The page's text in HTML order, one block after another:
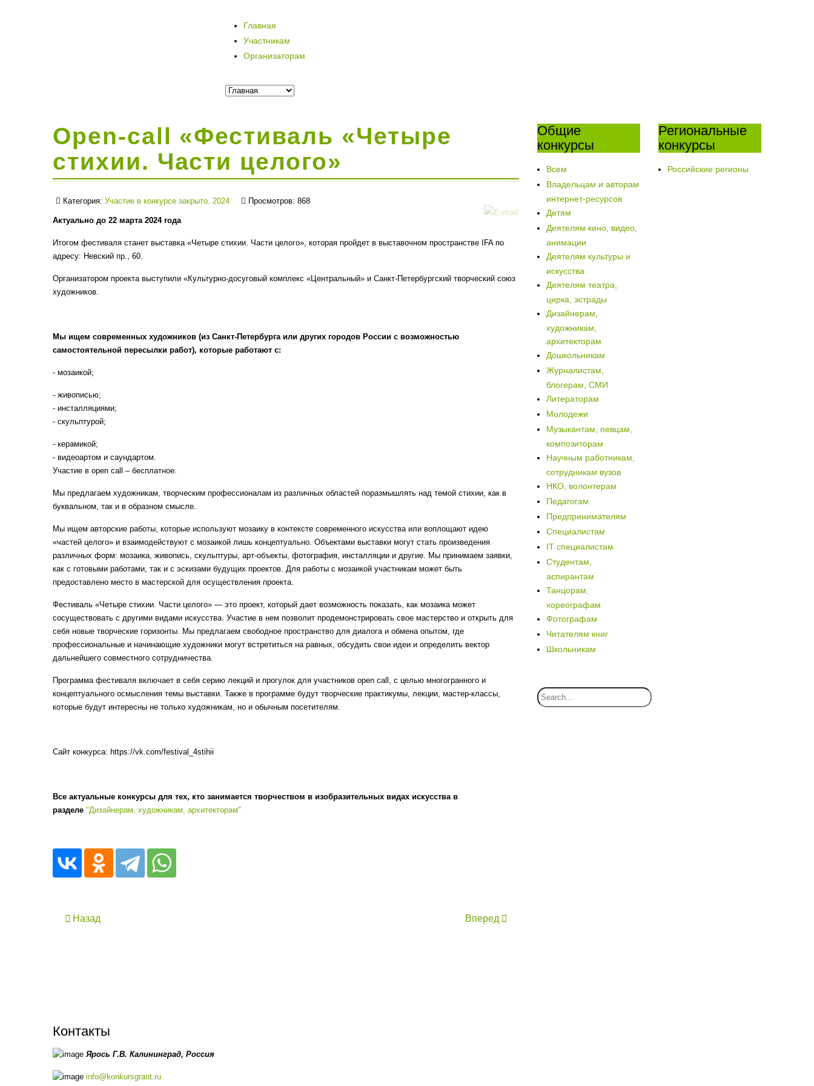
Главная
Участникам
Организаторам
Open-call «Фестиваль «Четыре
стихии. Части целого»
Категория: Участие в конкурсе закрыто. 2024 Просмотров: 868
Актуально до 22 марта 2024 года
Итогом фестиваля станет выставка «Четыре стихии. Части целого», которая пройдет в выставочном пространстве IFA по
адресу: Невский пр., 60.
Организатором проекта выступили «Культурно-досуговый комплекс «Центральный» и Санкт-Петербургский творческий союз
художников.
Мы ищем современных художников (из Санкт-Петербурга или других городов России с возможностью
самостоятельной пересылки работ), которые работают с:
- мозаикой;
- живописью;
- инсталляциями;
- скульптурой;
- керамикой;
- видеоартом и саундартом.
Участие в open call – бесплатное.
Мы предлагаем художникам, творческим профессионалам из различных областей поразмышлять над темой стихии, как в
буквальном, так и в образном смысле.
Мы ищем авторские работы, которые используют мозаику в контексте современного искусства или воплощают идею
«частей целого» и взаимодействуют с мозаикой лишь концептуально. Объектами выставки могут стать произведения
различных форм: мозаика, живопись, скульптуры, арт-объекты, фотография, инсталляции и другие. Мы принимаем заявки,
как с готовыми работами, так и с эскизами будущих проектов. Для работы с мозаикой участникам может быть
предоставлено место в мастерской для осуществления проекта.
Фестиваль «Четыре стихии. Части целого» — это проект, который дает возможность показать, как мозаика может
сосуществовать с другими видами искусства. Участие в нем позволит продемонстрировать свое мастерство и открыть для
себя новые творческие горизонты. Мы предлагаем свободное пространство для диалога и обмена опытом, где
профессиональные и начинающие художники могут встретиться на равных, обсудить свои идеи и определить вектор
дальнейшего совместного сотрудничества.
Программа фестиваля включает в себя серию лекций и прогулок для участников open call, с целью многогранного и
концептуального осмысления темы выставки. Также в программе будут творческие практикумы, лекции, мастер-классы,
которые будут интересны не только художникам, но и обычным посетителям.
Сайт конкурса: https://vk.com/festival_4stihii
Все актуальные конкурсы для тех, кто занимается творчеством в изобразительных видах искусства в
разделе "Дизайнерам, художникам, архитекторам"
Назад Вперед
Общие
конкурсы
Всем
Владельцам и авторам
интернет-ресурсов
Детям
Деятелям кино, видео,
анимации
Деятелям культуры и
искусства
Деятелям театра,
цирка, эстрады
Дизайнерам,
художникам,
архитекторам
Дошкольникам
Журналистам,
блогерам, СМИ
Литераторам
Молодежи
Музыкантам, певцам,
композиторам
Научным работникам,
сотрудникам вузов
НКО, волонтерам
Педагогам
Предпринимателям
Специалистам
IT специалистам
Студентам,
аспирантам
Танцорам,
хореографам
Фотографам
Читателям книг
Школьникам
Региональные
конкурсы
Российские регионы
Контакты
Ярось Г.В. Калининград, Россия
info@konkursgrant.ru